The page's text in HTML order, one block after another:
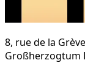
8, rue de la
Großherzogtum